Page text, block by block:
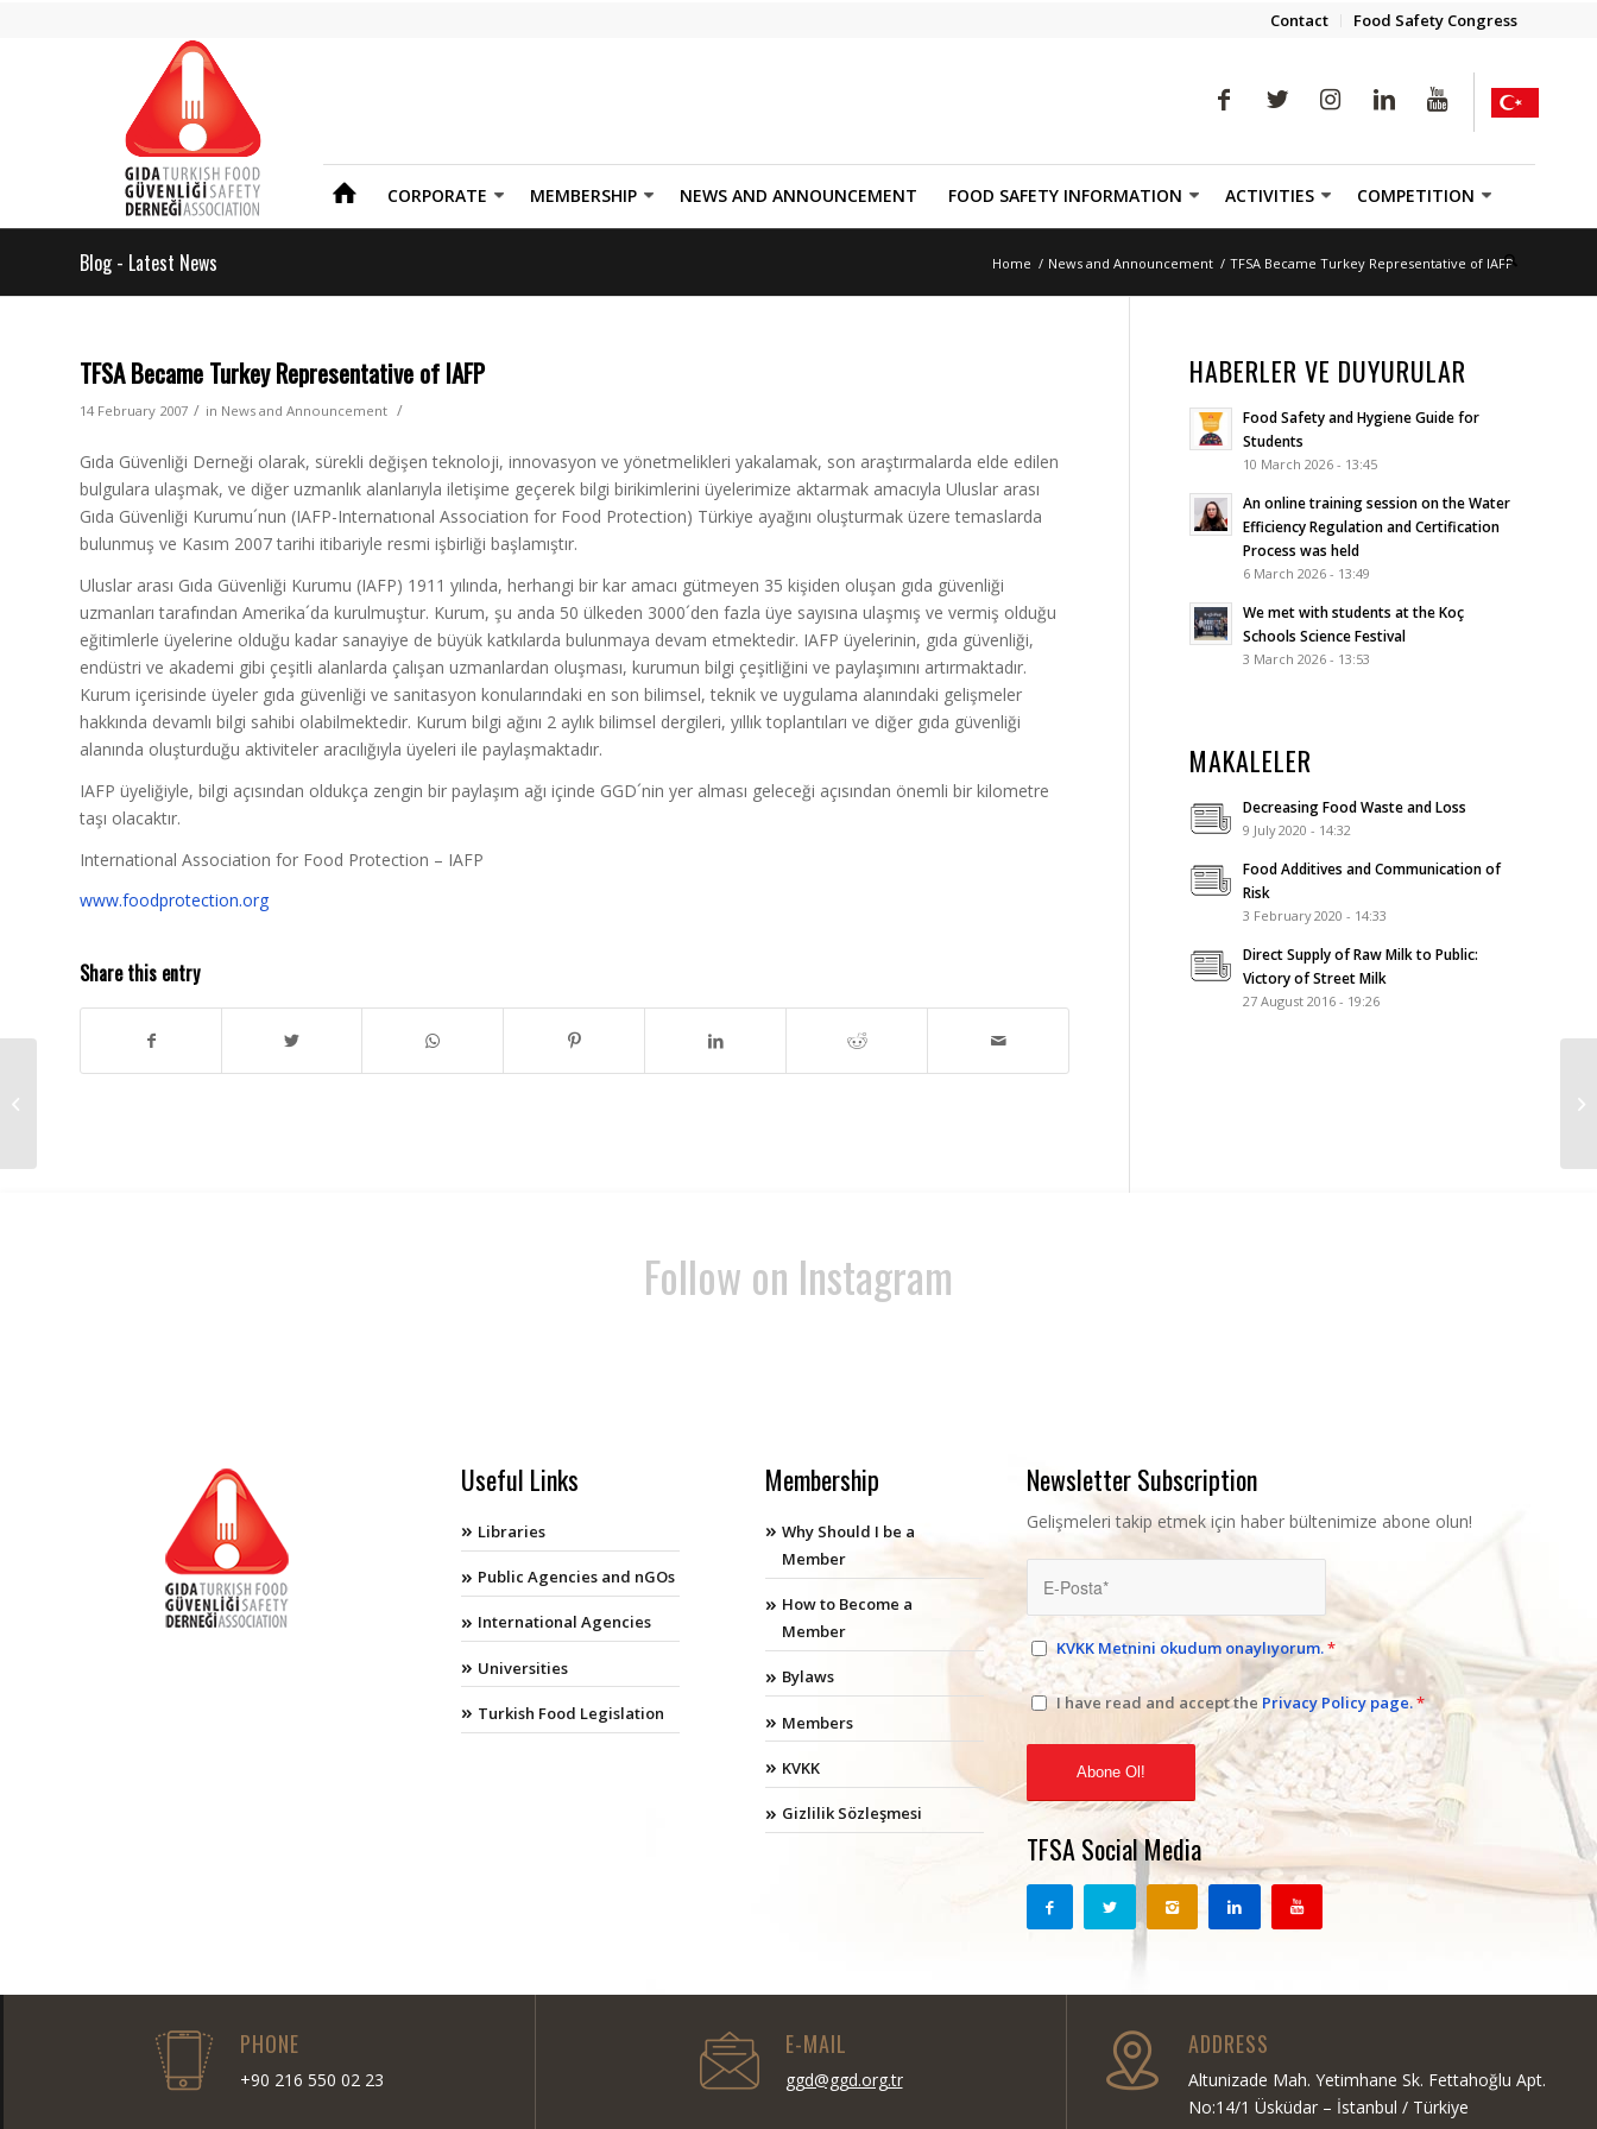
Contact Food Safety Congress
CORPORATE MEMBERSHIP NEWS AND ANNOUNCEMENT FOOD SAFETY INFORMATION ACTIVITIES COMPETITION
Blog - Latest News Home / News and Announcement / TFSA Became Turkey Representative of IAFP
TFSA Became Turkey Representative of IAFP
14 February 2007 / in News and Announcement /
Gıda Güvenliği Derneği olarak, sürekli değişen teknoloji, innovasyon ve yönetmelikleri yakalamak, son araştırmalarda elde edilen
bulgulara ulaşmak, ve diğer uzmanlık alanlarıyla iletişime geçerek bilgi birikimlerini üyelerimize aktarmak amacıyla Uluslar arası
Gıda Güvenliği Kurumu´nun (IAFP-Internatıonal Association for Food Protection) Türkiye ayağını oluşturmak üzere temaslarda
bulunmuş ve Kasım 2007 tarihi itibariyle resmi işbirliği başlamıştır.
Uluslar arası Gıda Güvenliği Kurumu (IAFP) 1911 yılında, herhangi bir kar amacı gütmeyen 35 kişiden oluşan gıda güvenliği
uzmanları tarafından Amerika´da kurulmuştur. Kurum, şu anda 50 ülkeden 3000´den fazla üye sayısına ulaşmış ve vermiş olduğu
eğitimlerle üyelerine olduğu kadar sanayiye de büyük katkılarda bulunmaya devam etmektedir. IAFP üyelerinin, gıda güvenliği,
endüstri ve akademi gibi çeşitli alanlarda çalışan uzmanlardan oluşması, kurumun bilgi çeşitliğini ve paylaşımını artırmaktadır.
Kurum içerisinde üyeler gıda güvenliği ve sanitasyon konularındaki en son bilimsel, teknik ve uygulama alanındaki gelişmeler
hakkında devamlı bilgi sahibi olabilmektedir. Kurum bilgi ağını 2 aylık bilimsel dergileri, yıllık toplantıları ve diğer gıda güvenliği
alanında oluşturduğu aktiviteler aracılığıyla üyeleri ile paylaşmaktadır.
IAFP üyeliğiyle, bilgi açısından oldukça zengin bir paylaşım ağı içinde GGD´nin yer alması geleceği açısından önemli bir kilometre
taşı olacaktır.
International Association for Food Protection – IAFP
www.foodprotection.org
Share this entry
HABERLER VE DUYURULAR
Food Safety and Hygiene Guide for
Students
10 March 2026 - 13:45
An online training session on the Water
Efficiency Regulation and Certification
Process was held
6 March 2026 - 13:49
We met with students at the Koç
Schools Science Festival
3 March 2026 - 13:53
MAKALELER
Decreasing Food Waste and Loss
9 July 2020 - 14:32
Food Additives and Communication of
Risk
3 February 2020 - 14:33
Direct Supply of Raw Milk to Public:
Victory of Street Milk
27 August 2016 - 19:26
Follow on Instagram
Useful Links
Libraries
Public Agencies and nGOs
International Agencies
Universities
Turkish Food Legislation
Membership
Why Should I be a
Member
How to Become a
Member
Bylaws
Members
KVKK
Gizlilik Sözleşmesi
Newsletter Subscription
Gelişmeleri takip etmek için haber bültenimize abone olun!
KVKK Metnini okudum onaylıyorum.*
I have read and accept the Privacy Policy page.*
TFSA Social Media
PHONE
+90 216 550 02 23
E-MAIL
ggd@ggd.org.tr
ADDRESS
Altunizade Mah. Yetimhane Sk. Fettahoğlu Apt.
No:14/1 Üsküdar – İstanbul / Türkiye